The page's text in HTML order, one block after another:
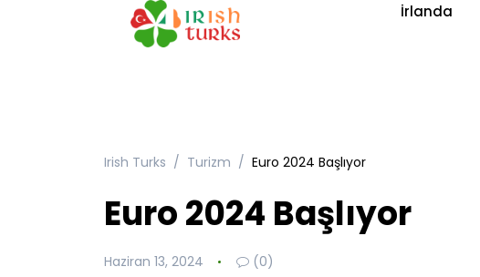
İrlanda
Irish Turks Turizm Euro 2024 Başlıyor
Euro 2024 Başlıyor
Haziran 13, 2024 (0)